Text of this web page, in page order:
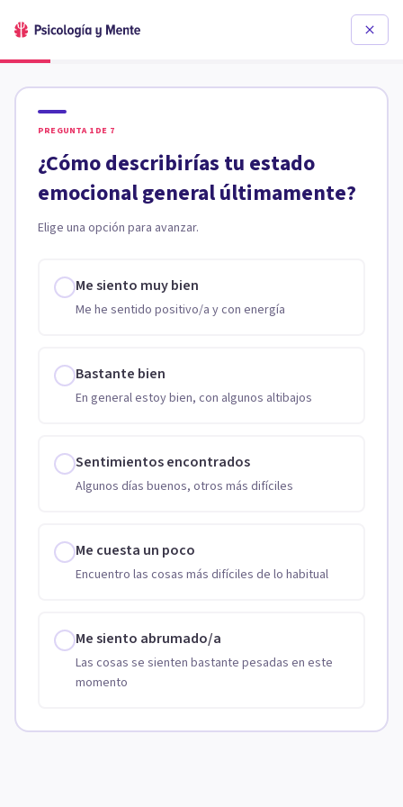
PREGUNTA 1 DE 7
¿Cómo describirías tu estado
emocional general últimamente?
Elige una opción para avanzar.
Me siento muy bien
Me he sentido positivo/a y con energía
Bastante bien
En general estoy bien, con algunos altibajos
Sentimientos encontrados
Algunos días buenos, otros más difíciles
Me cuesta un poco
Encuentro las cosas más difíciles de lo habitual
Me siento abrumado/a
Las cosas se sienten bastante pesadas en este
momento